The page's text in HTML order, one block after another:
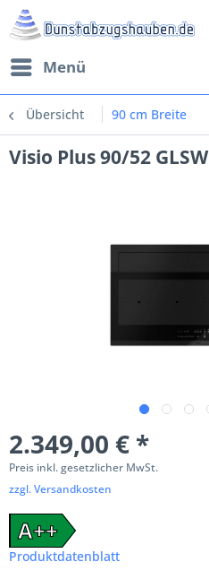
Menü
Übersicht 90 cm Breite
Visio Plus 90/52 GLSW
2.349,00 € *
Preis inkl. gesetzlicher MwSt.
zzgl. Versandkosten
A++
Produktdatenblatt